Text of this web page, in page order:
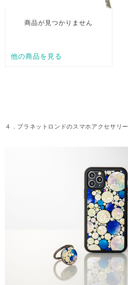
４．プラネットロンドのスマホアクセサリー